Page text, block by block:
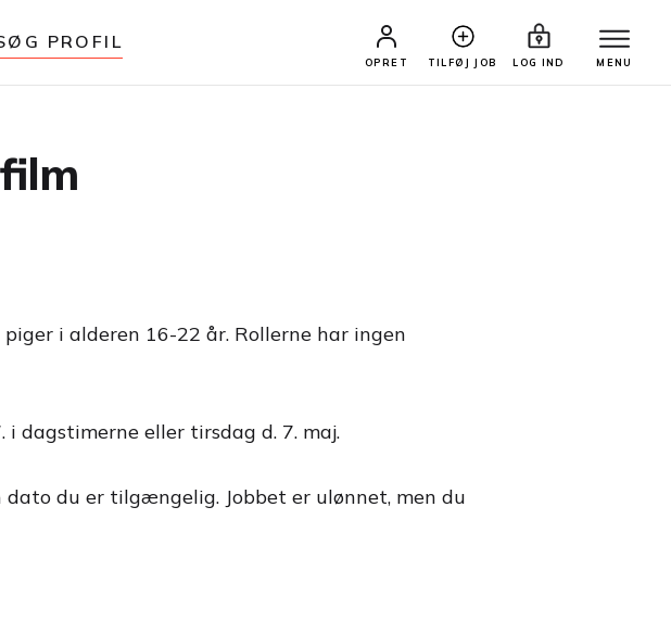
PROFIL
OPRET TILFØJ JOB LOG IND MENU
i alderen 16-22 år. Rollerne har ingen
i dagstimerne eller tirsdag d. 7. maj.
du er tilgængelig. Jobbet er ulønnet, men du